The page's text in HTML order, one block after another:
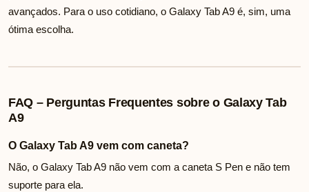
avançados. Para o uso cotidiano, o Galaxy Tab A9 é, sim, uma
ótima escolha.
FAQ – Perguntas Frequentes sobre o Galaxy Tab
A9
O Galaxy Tab A9 vem com caneta?
Não, o Galaxy Tab A9 não vem com a caneta S Pen e não tem
suporte para ela.